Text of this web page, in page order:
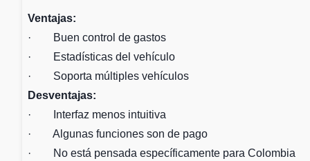
Ventajas:
· Buen control de gastos
· Estadísticas del vehículo
· Soporta múltiples vehículos
Desventajas:
· Interfaz menos intuitiva
· Algunas funciones son de pago
· No está pensada específicamente para Colombia